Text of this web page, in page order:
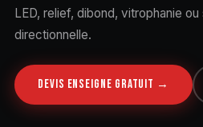
LED, relief, dibond, vitrophanie ou
directionnelle.
DEVIS ENSEIGNE GRATUIT →